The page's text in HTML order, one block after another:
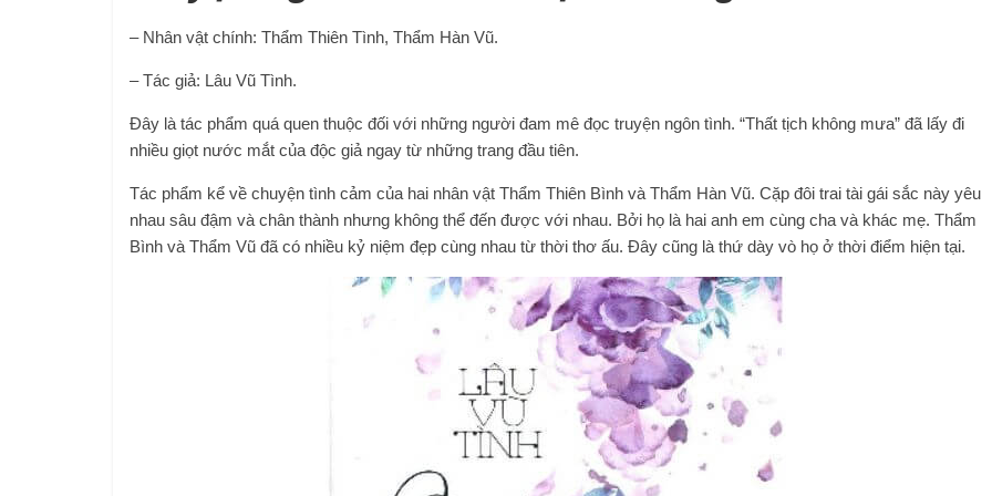
– Nhân vật chính: Thẩm Thiên Tình, Thẩm Hàn Vũ.
– Tác giả: Lâu Vũ Tình.
Đây là tác phẩm quá quen thuộc đối với những người đam mê đọc truyện ngôn tình. “Thất tịch không mưa” đã lấy đi
nhiều giọt nước mắt của độc giả ngay từ những trang đầu tiên.
Tác phẩm kể về chuyện tình cảm của hai nhân vật Thẩm Thiên Bình và Thẩm Hàn Vũ. Cặp đôi trai tài gái sắc này yêu
nhau sâu đậm và chân thành nhưng không thể đến được với nhau. Bởi họ là hai anh em cùng cha và khác mẹ. Thẩm
Bình và Thẩm Vũ đã có nhiều kỷ niệm đẹp cùng nhau từ thời thơ ấu. Đây cũng là thứ dày vò họ ở thời điểm hiện tại.